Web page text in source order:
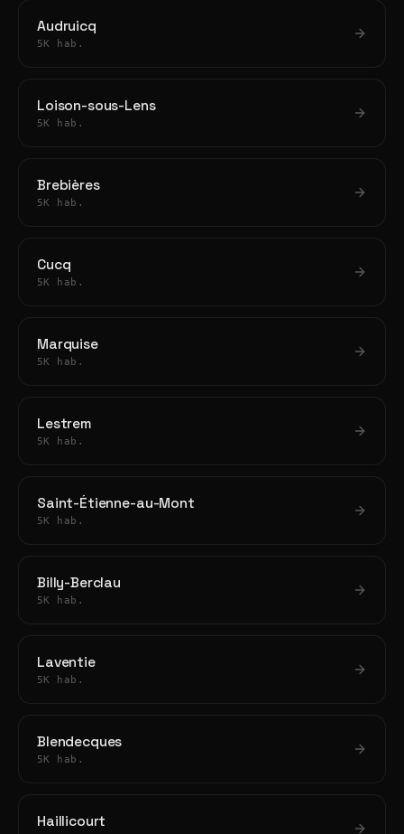
Audruicq
5K hab.
Loison-sous-Lens
5K hab.
Brebières
5K hab.
Cucq
5K hab.
Marquise
5K hab.
Lestrem
5K hab.
Saint-Étienne-au-Mont
5K hab.
Billy-Berclau
5K hab.
Laventie
5K hab.
Blendecques
5K hab.
Haillicourt